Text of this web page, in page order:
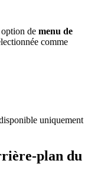
de menu de
comme
uniquement
plan du